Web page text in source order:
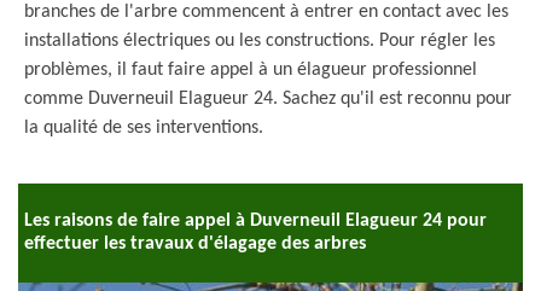
branches de l'arbre commencent à entrer en contact avec les
installations électriques ou les constructions. Pour régler les
problèmes, il faut faire appel à un élagueur professionnel
comme Duverneuil Elagueur 24. Sachez qu'il est reconnu pour
la qualité de ses interventions.
Les raisons de faire appel à Duverneuil Elagueur 24 pour
effectuer les travaux d'élagage des arbres